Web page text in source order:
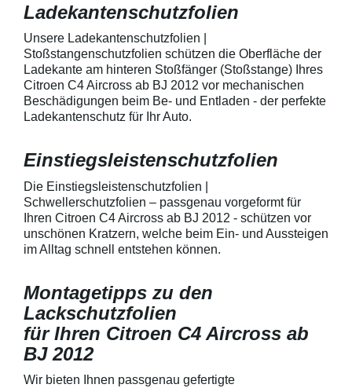
Fahrzeugkarosserien und
mechanische Einwirkung
entwickeltStärke der Folie beträgt
150 µmSchützt den wertvollen
Lack in der GriffmuldenKeine
unschönen Kratzer durch
Fingenägel oder Ringe in den
GriffmuldenSpezielle Vinylfolie mit
bestmöglichem Schutz gegen
geeignet zum
mechanische
zum Schutz von
150 µmSchützt
Lack in der
Fingenägel
bestmöglichem
Kratzer und
Ladekantenschutzfolien
Unsere Ladekantenschutzfolien |
Stoßstangenschutzfolien schützen die Oberfläche der
Ladekante am hinteren Stoßfänger (Stoßstange) Ihres
Citroen C4 Aircross ab BJ 2012 vor mechanischen
Beschädigungen beim Be- und Entladen - der perfekte
Ladekantenschutz für Ihr Auto.
Einstiegsleistenschutzfolien
Die Einstiegsleistenschutzfolien |
Schwellerschutzfolien – passgenau vorgeformt für
Ihren Citroen C4 Aircross ab BJ 2012 - schützen vor
unschönen Kratzern, welche beim Ein- und Aussteigen
im Alltag schnell entstehen können.
Montagetipps zu den
Lackschutzfolien
für Ihren Citroen C4 Aircross ab
BJ 2012
Wir bieten Ihnen passgenau gefertigte